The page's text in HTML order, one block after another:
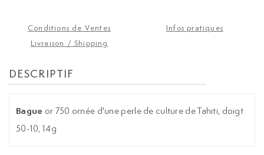
Conditions de Ventes
Infos pratiques
Livraison / Shipping
DESCRIPTIF
Bague or 750 ornée d'une perle de culture de Tahiti, doigt
50-10, 14g